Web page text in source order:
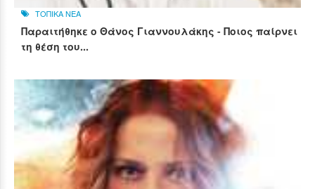
ΤΟΠΙΚΑ ΝΕΑ
Παραιτήθηκε ο Θάνος Γιαννουλάκης - Ποιος παίρνει
τη θέση του...